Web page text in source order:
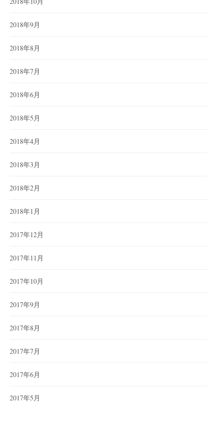
2018年9月
2018年8月
2018年7月
2018年6月
2018年5月
2018年4月
2018年3月
2018年2月
2018年1月
2017年12月
2017年11月
2017年10月
2017年9月
2017年8月
2017年7月
2017年6月
2017年5月